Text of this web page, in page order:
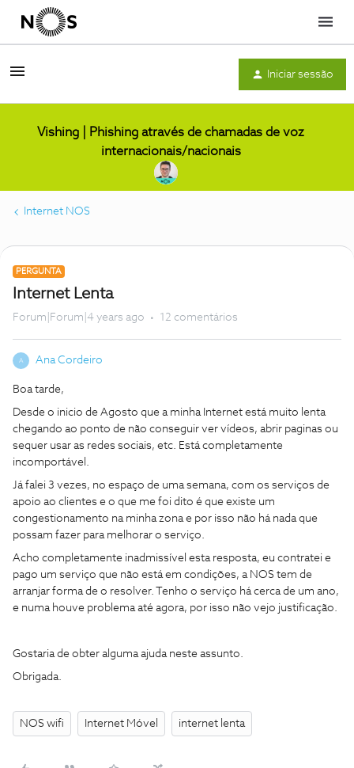
Menu
Iniciar sessão
Vishing | Phishing através de chamadas de voz
internacionais/nacionais
Internet NOS
PERGUNTA
Internet Lenta
Forum|Forum|4 years ago 12 comentários
A Ana Cordeiro
Boa tarde,
Desde o inicio de Agosto que a minha Internet está muito lenta
chegando ao ponto de não conseguir ver vídeos, abrir paginas ou
sequer usar as redes sociais, etc. Está completamente
incomportável.
Já falei 3 vezes, no espaço de uma semana, com os serviços de
apoio ao clientes e o que me foi dito é que existe um
congestionamento na minha zona e por isso não há nada que
possam fazer para melhorar o serviço.
Acho completamente inadmissível esta resposta, eu contratei e
pago um serviço que não está em condições, a NOS tem de
arranjar forma de o resolver. Tenho o serviço há cerca de um ano,
e numa houve problema até agora, por isso não vejo justificação.
Gostaria de obter alguma ajuda neste assunto.
Obrigada.
NOS wifi Internet Móvel internet lenta